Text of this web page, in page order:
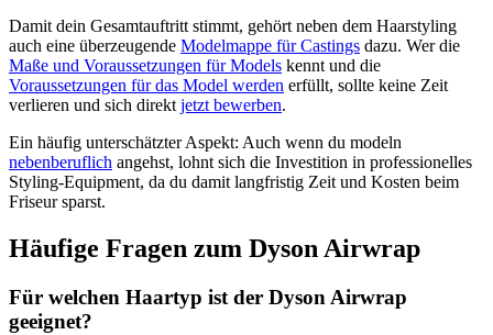
Damit dein Gesamtauftritt stimmt, gehört neben dem Haarstyling
auch eine überzeugende Modelmappe für Castings dazu. Wer die
Maße und Voraussetzungen für Models kennt und die
Voraussetzungen für das Model werden erfüllt, sollte keine Zeit
verlieren und sich direktjetzt bewerben.
Ein häufig unterschätzter Aspekt: Auch wenn du modeln
nebenberuflich angehst, lohnt sich die Investition in professionelles
Styling-Equipment, da du damit langfristig Zeit und Kosten beim
Friseur sparst.
Häufige Fragen zum Dyson Airwrap
Für welchen Haartyp ist der Dyson Airwrap
geeignet?